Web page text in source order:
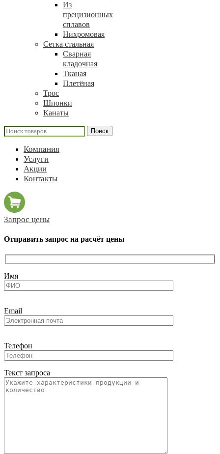
Из
прецизионных
сплавов
Нихромовая
Сетка стальная
Сварная
кладочная
Тканая
Плетёная
Трос
Шпонки
Канаты
Поиск
Компания
Услуги
Акции
Контакты
Запрос цены
Отправить запрос на расчёт цены
Имя
Email
Телефон
Текст запроса